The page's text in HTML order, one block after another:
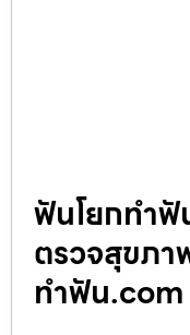
ฟันโยกทำฟั
ตรวจสุขภ
ทำฟัน.com